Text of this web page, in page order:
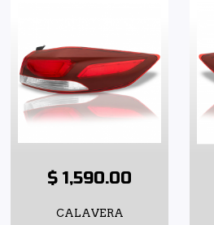
$ 1,590.00
CALAVERA